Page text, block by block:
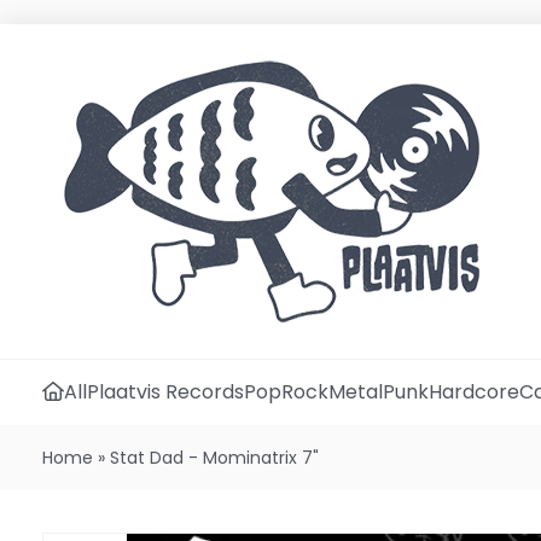
AllPlaatvis RecordsPopRockMetalPunkHardcore
Home » Stat Dad - Mominatrix 7"